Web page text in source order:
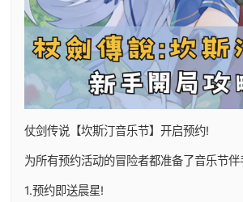
仗剑传说【坎斯汀音乐节】开启预约!
为所有预约活动的冒险者都准备了音乐节
1.预约即送晨星!